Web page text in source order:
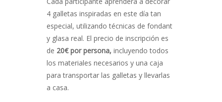
4 galletas inspiradas en este día tan
especial, utilizando técnicas de fondant
y glasa real. El precio de inscripción es
de 20€ por persona, incluyendo todos
los materiales necesarios y una caja
para transportar las galletas y llevarlas
a casa.